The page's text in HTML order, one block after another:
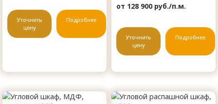
Уточнить
цену
Подробнее
от 128 900 руб./п.м.
Уточнить
цену
Подробнее